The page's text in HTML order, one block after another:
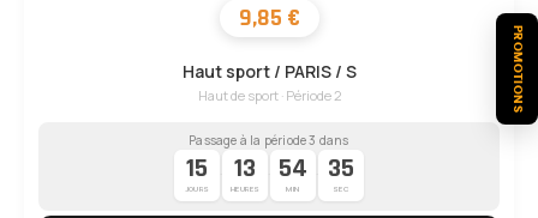
9,85 €
Haut sport / PARIS / S
Haut de sport · Période 2
Passage à la période 3 dans
15
JOURS
13
HEURES
54
MIN
34
SEC
PROMOTIONS